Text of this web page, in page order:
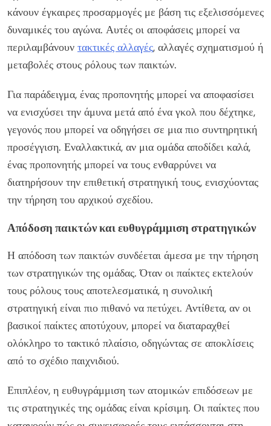
κάνουν έγκαιρες προσαρμογές με βάση τις εξελισσόμενες
δυναμικές του αγώνα. Αυτές οι αποφάσεις μπορεί να
περιλαμβάνουν τακτικές αλλαγές, αλλαγές σχηματισμού ή
μεταβολές στους ρόλους των παικτών.
Για παράδειγμα, ένας προπονητής μπορεί να αποφασίσει
να ενισχύσει την άμυνα μετά από ένα γκολ που δέχτηκε,
γεγονός που μπορεί να οδηγήσει σε μια πιο συντηρητική
προσέγγιση. Εναλλακτικά, αν μια ομάδα αποδίδει καλά,
ένας προπονητής μπορεί να τους ενθαρρύνει να
διατηρήσουν την επιθετική στρατηγική τους, ενισχύοντας
την τήρηση του αρχικού σχεδίου.
Απόδοση παικτών και ευθυγράμμιση στρατηγικών
Η απόδοση των παικτών συνδέεται άμεσα με την τήρηση
των στρατηγικών της ομάδας. Όταν οι παίκτες εκτελούν
τους ρόλους τους αποτελεσματικά, η συνολική
στρατηγική είναι πιο πιθανό να πετύχει. Αντίθετα, αν οι
βασικοί παίκτες αποτύχουν, μπορεί να διαταραχθεί
ολόκληρο το τακτικό πλαίσιο, οδηγώντας σε αποκλίσεις
από το σχέδιο παιχνιδιού.
Επιπλέον, η ευθυγράμμιση των ατομικών επιδόσεων με
τις στρατηγικές της ομάδας είναι κρίσιμη. Οι παίκτες που